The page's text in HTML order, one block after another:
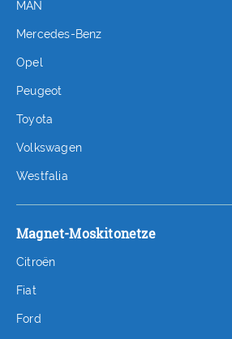
MAN
Mercedes-Benz
Opel
Peugeot
Toyota
Volkswagen
Westfalia
Magnet-Moskitonetze
Citroën
Fiat
Ford